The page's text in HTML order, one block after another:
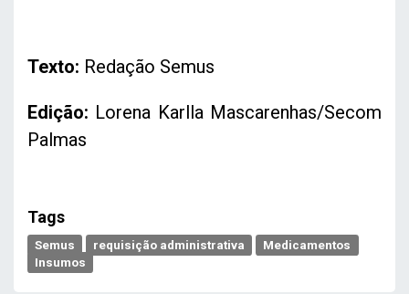
Texto: Redação Semus
Edição: Lorena Karlla Mascarenhas/Secom
Palmas
Tags
Semus requisição administrativa
Medicamentos
Insumos